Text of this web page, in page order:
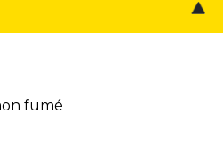
fumé